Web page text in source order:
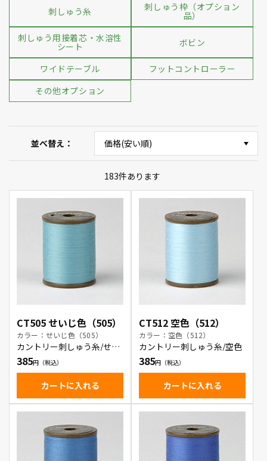
刺しゅう糸 刺しゅう枠（オプション
品）
刺しゅう用接着芯・水溶性
シート ボビン
ワイドテーブル
フットコントローラー
その他オプション
並べ替え
183件あります
CT505 せいじ色（505）
カラー：せいじ色（505）
カントリー刺しゅう糸/せい
じ色
385
カートに入れる
CT512 空色（512）
カラー：空色（512）
カントリー刺しゅう糸/空色
385
カートに入れる